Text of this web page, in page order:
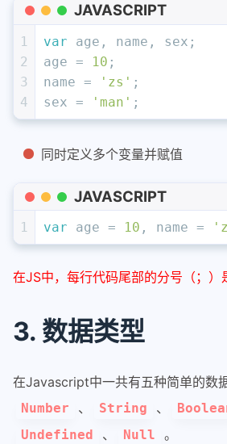
JAVASCRIPT
1
2
3
4
var age, name, sex;
age =
10 ;
name =
'zs' ;
sex =
'man' ;
同时定义多个变量并赋值
JAVASCRIPT
1 var age = 10 , name =
在JS中，每行代码尾部的分号（；）
3. 数据类型
在Javascript中一共有五种简单的数
Number 、 String 、
Undefined 、 Null 。